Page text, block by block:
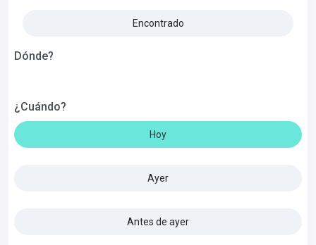
Encontrado
Dónde?
¿Cuándo?
Hoy
Ayer
Antes de ayer